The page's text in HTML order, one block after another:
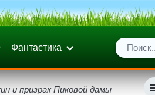
Фантастика
и призрак Пиковой дамы